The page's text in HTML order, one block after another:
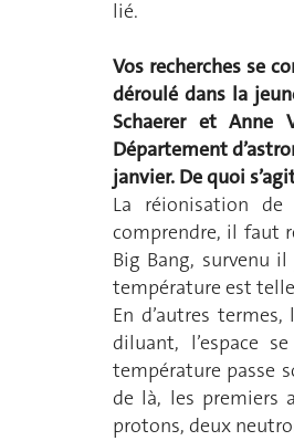
lié.
Vos recherches se
déroulé dans la
Schaerer et Anne
Département
janvier. De quoi
La réionisation de
comprendre, il faut
Big Bang, survenu
température est
En d’autres
diluant, l’espace
température passe
de là, les premiers
protons, deux